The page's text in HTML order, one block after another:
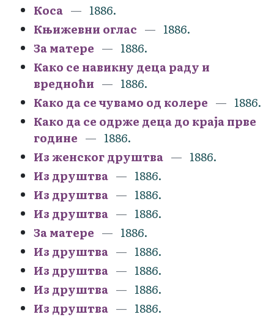
Коса
1886.
Књижевни оглас
1886.
За матере
1886.
Како се навикну деца раду и
вредноћи
1886.
Како да се чувамо од колере
1886.
Како да се одрже деца до краја прве
године
1886.
Из женског друштва
1886.
Из друштва
1886.
Из друштва
1886.
Из друштва
1886.
За матере
1886.
Из друштва
1886.
Из друштва
1886.
Из друштва
1886.
Из друштва
1886.